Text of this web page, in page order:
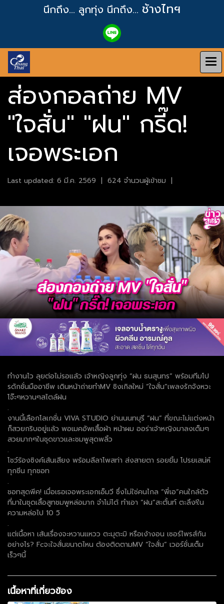
นึกถึง... ลูกทุ่ง นึกถึง... ช้างไทฯ
ส่องกอลถ่าย MV
"ใจสั่น" "ฝน" กรี๊ด!
เจอพระเอก
Last updated: 6 มี.ค. 2569 | 624 จำนวนผู้เข้าชม |
ทำงานไว ลุยต่อไม่รอแล้ว เจ้าหญิงลูกทุ่ง “ฝน ธนสุนทร” พร้อมทีมโป
รดักชั่นมืออาชีพ เดินหน้าถ่ายทำMV ซิงเกิลใหม่ “ใจสั่น”เพลงรักจังหวะ
โจ๊ะๆหวานๆสไตล์ฝน
.
งานนี้เลือกโลเกชั่น VIVA STUDIO ย่านนนทบุรี “ฝน” ที่ขณะไม่แต่งหน้า
ก็สวยกริบอยู่แล้ว พอเมคอัพเสื้อผ้า หน้าผม ออร่าเจ้าหญิงมาลงเต็มๆ
สวยมากๆในชุดขาวและชมพูสุดพลิ้ว
.
โชว์ร้องซิงค์เส้นเสียง พร้อมลีลาโพสท่า ส่งสายตา รอยยิ้ม โปรยเสน่ห์
ทุกซีน ทุกชอท
.
ชอทสุดพีค! เมื่อเธอเจอพระเอกเอ็มวี ซึ่งไม่ใช่คนไกล “พี่เอ”คนใกล้ตัว
ที่มาในชุดเสื้อสูทชมพูหล่อมาก จำไม่ได้ ทำเอา “ฝน”สะตั้นท์ ตะลึง!ใน
ความหล่อไป 10 วิ
.
แต่เนื้อหา เส้นเรื่องจะหวานแหวว ตะมุตะมิ หรือเง้างอน เซอร์ไพรส์กัน
อย่างไร? Fcจะใจสั่นขนาดไหน ต้องติดตามMV “ใจสั่น” เวอร์ชั่นเต็ม
เร็วๆนี้
เนื้อหาที่เกี่ยวข้อง